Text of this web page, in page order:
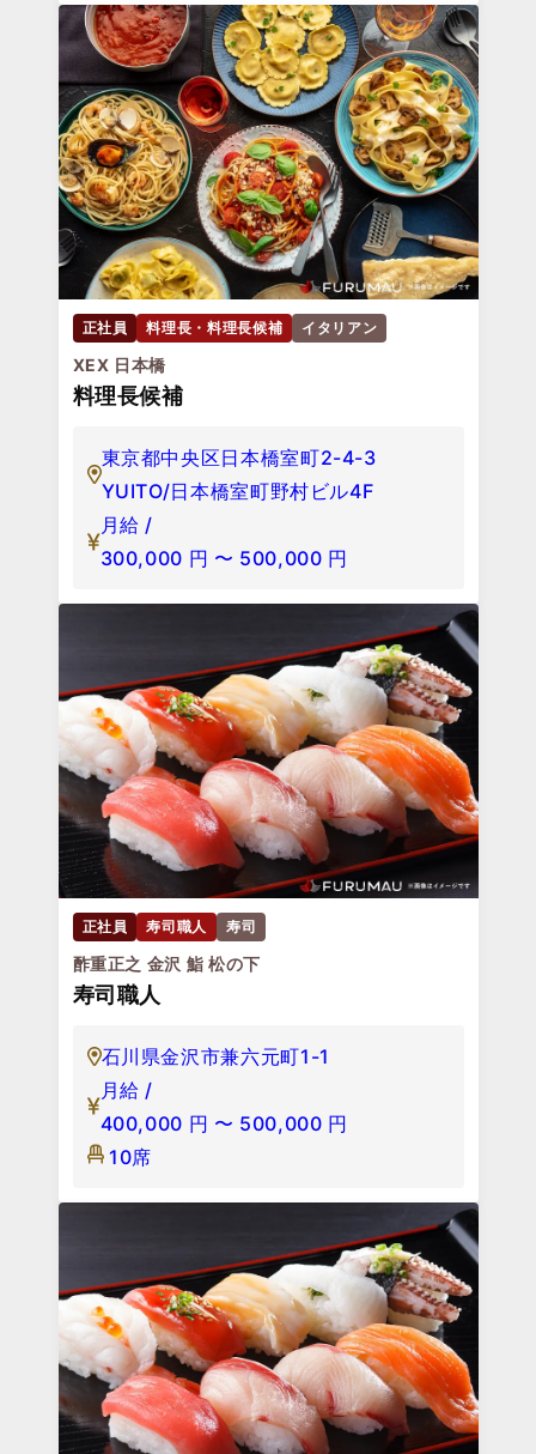
正社員 料理長・料理長候補 イタリアン
XEX 日本橋
料理長候補
東京都中央区日本橋室町2-4-3
YUITO/日本橋室町野村ビル4F
月給 /
300,000 円 〜 500,000 円
正社員 寿司職人 寿司
酢重正之 金沢 鮨 松の下
寿司職人
石川県金沢市兼六元町1-1
月給 /
400,000 円 〜 500,000 円
10席